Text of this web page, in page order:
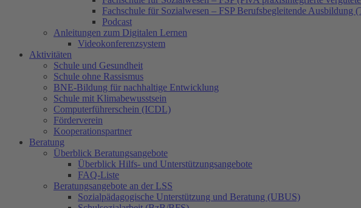
Fachschule für Sozialwesen – FSP Berufsbegleitende Ausbildung
Podcast
Anleitungen zum Digitalen Lernen
Videokonferenzsystem
Aktivitäten
Schule und Gesundheit
Schule ohne Rassismus
BNE-Bildung für nachhaltige Entwicklung
Schule mit Klimabewusstsein
Computerführerschein (ICDL)
Förderverein
Kooperationspartner
Beratung
Überblick Beratungsangebote
Überblick Hilfs- und Unterstützungsangebote
FAQ-Liste
Beratungsangebote an der LSS
Sozialpädagogische Unterstützung und Beratung (UBUS)